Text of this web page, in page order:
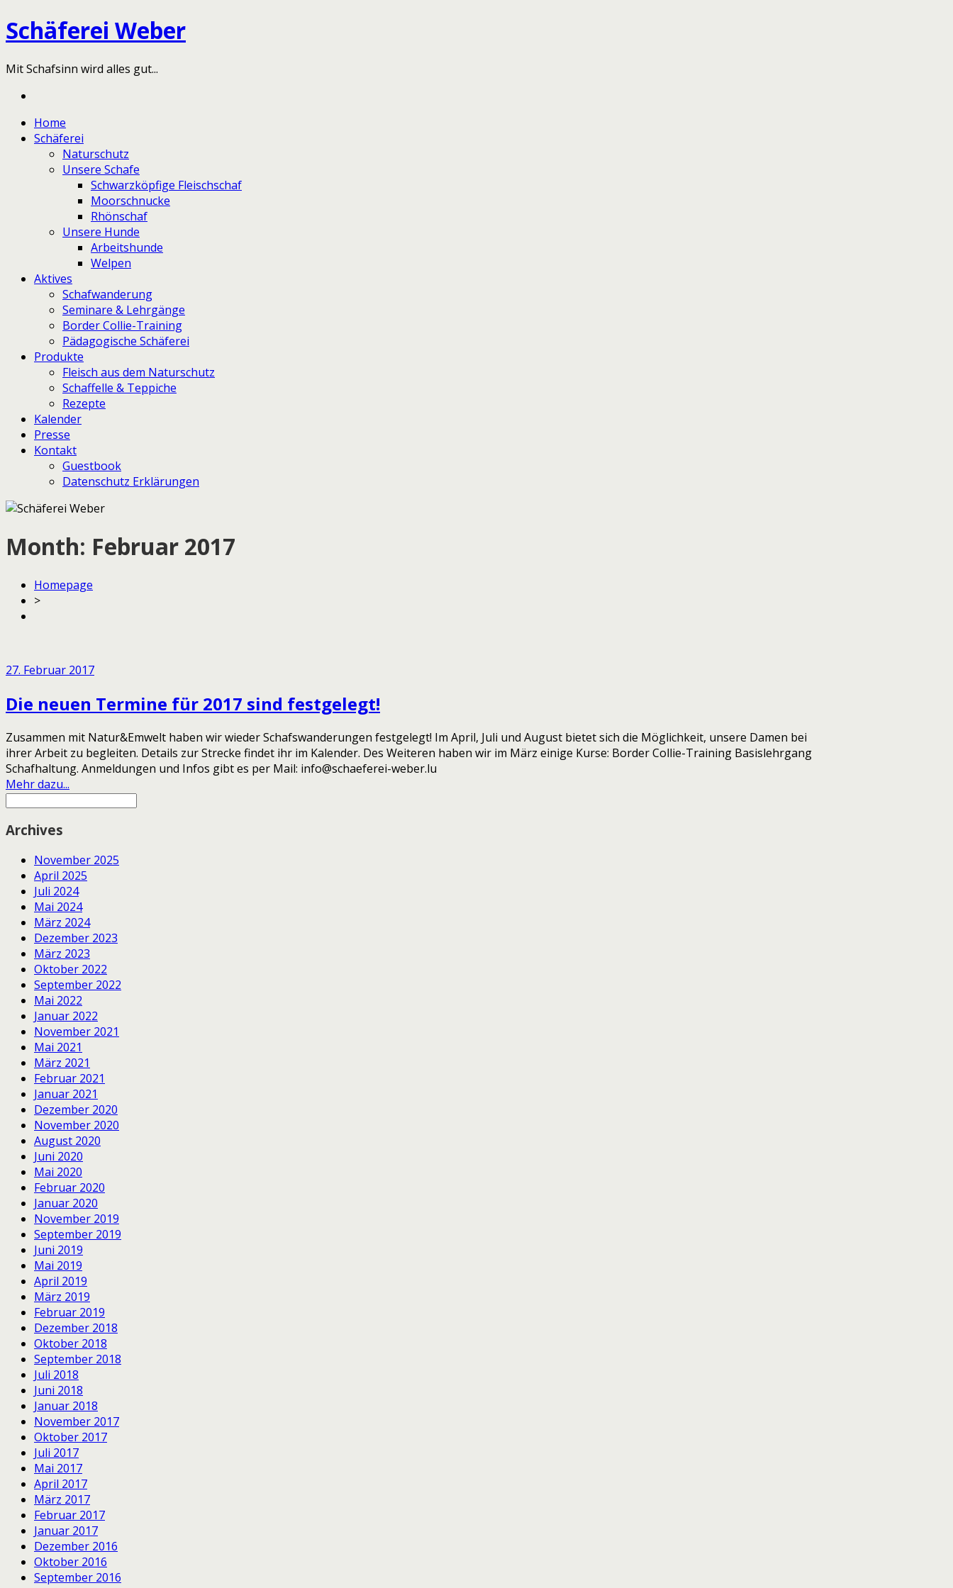
Schäferei Weber
Mit Schafsinn wird alles gut...
Home
Schäferei
Naturschutz
Unsere Schafe
Schwarzköpfige Fleischschaf
Moorschnucke
Rhönschaf
Unsere Hunde
Arbeitshunde
Welpen
Aktives
Schafwanderung
Seminare & Lehrgänge
Border Collie-Training
Pädagogische Schäferei
Produkte
Fleisch aus dem Naturschutz
Schaffelle & Teppiche
Rezepte
Kalender
Presse
Kontakt
Guestbook
Datenschutz Erklärungen
Month: Februar 2017
Homepage
>
27. Februar 2017
Die neuen Termine für 2017 sind festgelegt!
Zusammen mit Natur&Emwelt haben wir wieder Schafswanderungen festgelegt! Im April, Juli und August bietet sich die Möglichkeit, unsere Damen bei
ihrer Arbeit zu begleiten. Details zur Strecke findet ihr im Kalender. Des Weiteren haben wir im März einige Kurse: Border Collie-Training Basislehrgang
Schafhaltung. Anmeldungen und Infos gibt es per Mail: info@schaeferei-weber.lu
Mehr dazu...
Archives
November 2025
April 2025
Juli 2024
Mai 2024
März 2024
Dezember 2023
März 2023
Oktober 2022
September 2022
Mai 2022
Januar 2022
November 2021
Mai 2021
März 2021
Februar 2021
Januar 2021
Dezember 2020
November 2020
August 2020
Juni 2020
Mai 2020
Februar 2020
Januar 2020
November 2019
September 2019
Juni 2019
Mai 2019
April 2019
März 2019
Februar 2019
Dezember 2018
Oktober 2018
September 2018
Juli 2018
Juni 2018
Januar 2018
November 2017
Oktober 2017
Juli 2017
Mai 2017
April 2017
März 2017
Februar 2017
Januar 2017
Dezember 2016
Oktober 2016
September 2016